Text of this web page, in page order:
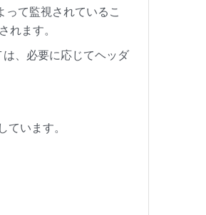
て監視されているこ
れます。
、必要に応じてヘッダ
います。